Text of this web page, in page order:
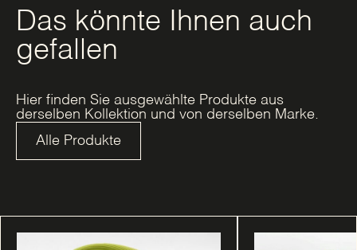
Das könnte Ihnen auch
gefallen
Hier finden Sie ausgewählte Produkte aus
derselben Kollektion und von derselben Marke.
Alle Produkte